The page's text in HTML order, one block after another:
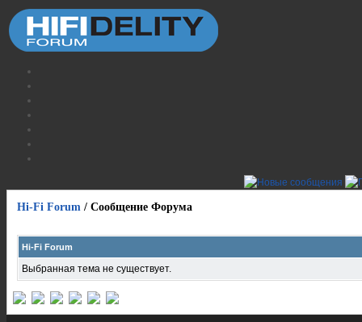
Hi-Fi Forum / Сообщение Форума
Hi-Fi Forum
Выбранная тема не существует.